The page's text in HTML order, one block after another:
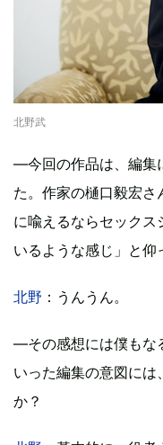
北野武
―今回の作品は、編集
た。作家の樋口毅宏
に喩えるならセックス
いるような感じ」と仰
北野 ：うんうん。
―その感想には僕もな
いった編集の意図には
か？